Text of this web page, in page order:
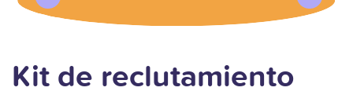
Clientes
Kit de reclutamiento